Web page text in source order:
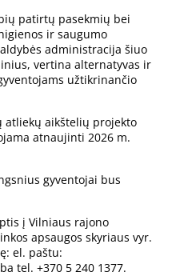
patirtų pasekmių bei
ir saugumo
administracija šiuo
vertina alternatyvas ir
užtikrinančio
aikštelių projekto
atnaujinti 2026 m.
gyventojai bus
į Vilniaus rajono
apsaugos skyriaus vyr.
el. paštu:
tel. +370 5 240 1377.